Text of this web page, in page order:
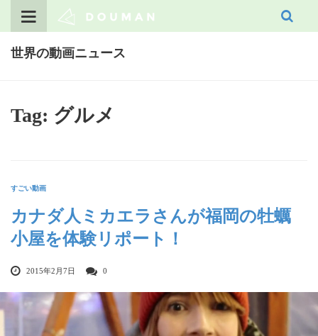
世界の動画ニュース
Tag: グルメ
すごい動画
カナダ人ミカエラさんが福岡の牡蠣
小屋を体験リポート！
2015年2月7日 0